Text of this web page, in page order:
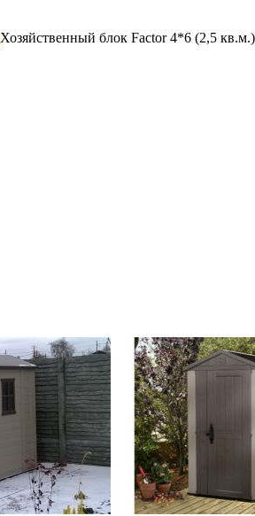
Хозяйственный блок Factor 4*6 (2,5 кв.м.)